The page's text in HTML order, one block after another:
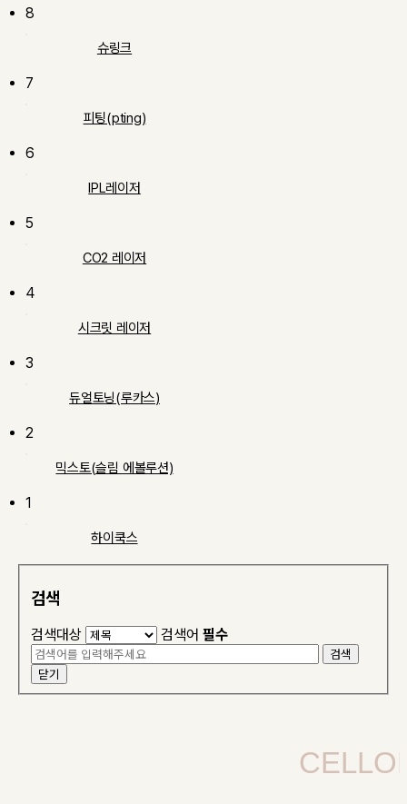
8
슈링크
7
피팅(pting)
6
IPL레이저
5
CO2 레이저
4
시크릿 레이저
3
듀얼토닝(루카스)
2
믹스토(슬림 에볼루션)
1
하이쿡스
검색
검색대상 검색어 필수
검색
닫기